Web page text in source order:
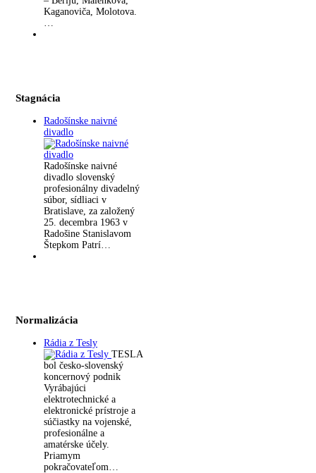
Kaganoviča, Molotova.
Stagnácia
Radošínske naivné
divadlo
Radošínske naivné
divadlo slovenský
profesionálny divadelný
súbor, sídliaci v
Bratislave, za založený
25. decembra 1963 v
Radošine Stanislavom
Štepkom Patrí…
Normalizácia
Rádia z Tesly
TESLA
bol česko-slovenský
koncernový podnik
Vyrábajúci
elektrotechnické a
elektronické prístroje a
súčiastky na vojenské,
profesionálne a
amatérske účely.
Priamym
pokračovateľom…